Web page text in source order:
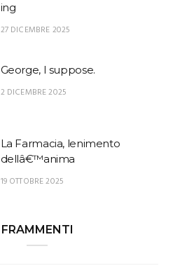
ing
27 DICEMBRE 2025
George, I suppose.
2 DICEMBRE 2025
La Farmacia, lenimento
dellâ€™anima
19 OTTOBRE 2025
FRAMMENTI